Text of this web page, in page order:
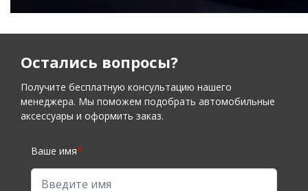
Остались вопросы?
Получите бесплатную консультацию нашего
менеджера. Мы поможем подобрать автомобильные
аксессуары и оформить заказ.
Ваше имя*